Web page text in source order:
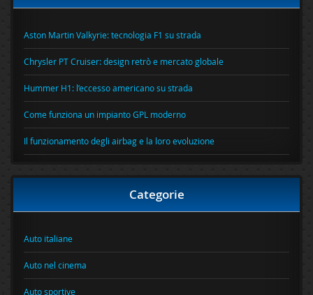
Aston Martin Valkyrie: tecnologia F1 su strada
Chrysler PT Cruiser: design retrò e mercato globale
Hummer H1: l’eccesso americano su strada
Come funziona un impianto GPL moderno
Il funzionamento degli airbag e la loro evoluzione
Categorie
Auto italiane
Auto nel cinema
Auto sportive